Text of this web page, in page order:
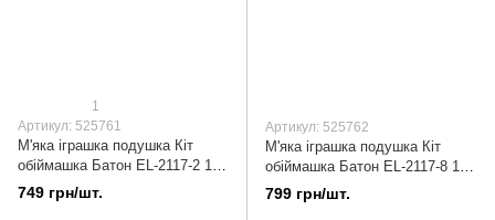
1
Артикул: 525761
М'яка іграшка подушка Кіт
обіймашка Батон EL-2117-2 110
см Сірий
749 грн/шт.
Артикул: 525762
М'яка іграшка подушка Кіт
обіймашка Батон EL-2117-8 130
см Сірий
799 грн/шт.